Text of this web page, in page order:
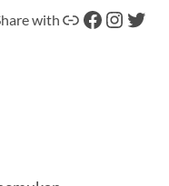
with Tautan Facebook Instagram Twitter